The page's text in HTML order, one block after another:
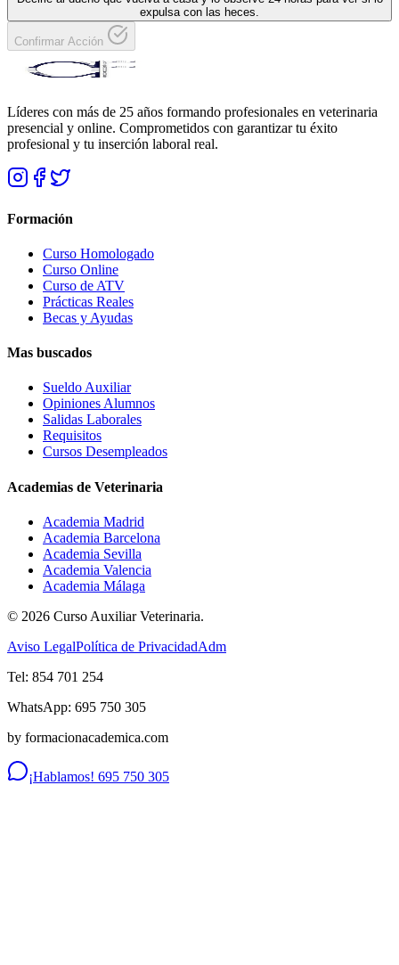
expulsa con las heces.
Confirmar Acción
Líderes con más de 25 años formando profesionales en veterinaria
presencial y online. Comprometidos con garantizar tu éxito
profesional y tu inserción laboral real.
Formación
Curso Homologado
Curso Online
Curso de ATV
Prácticas Reales
Becas y Ayudas
Mas buscados
Sueldo Auxiliar
Opiniones Alumnos
Salidas Laborales
Requisitos
Cursos Desempleados
Academias de Veterinaria
Academia Madrid
Academia Barcelona
Academia Sevilla
Academia Valencia
Academia Málaga
© 2026 Curso Auxiliar Veterinaria.
Aviso LegalPolítica de PrivacidadAdm
Tel: 854 701 254
WhatsApp: 695 750 305
by formacionacademica.com
¡Hablamos! 695 750 305